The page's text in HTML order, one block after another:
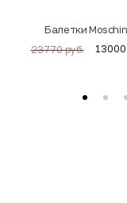
Балетки
23770 руб. 13000